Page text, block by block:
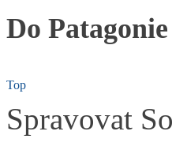
Do Patagonie
Top
Spravovat